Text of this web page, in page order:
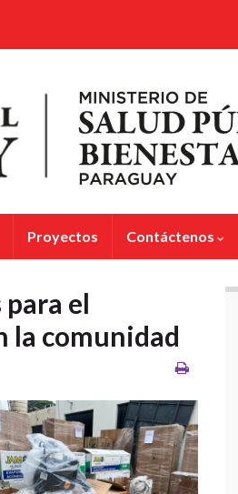
Proyectos Contáctenos
el
la comunidad